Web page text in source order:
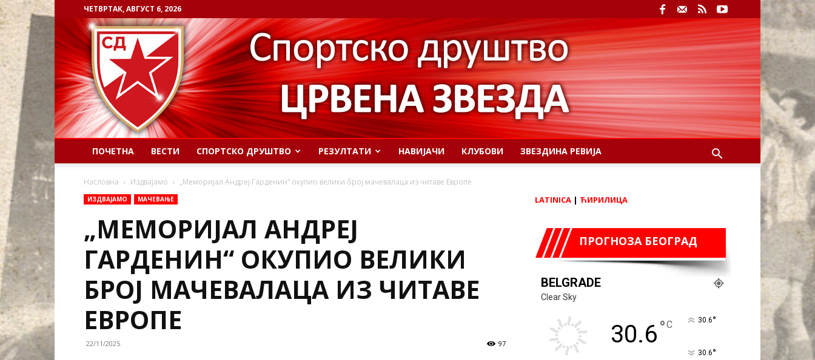
ЧЕТВРТАК, АВГУСТ 6, 2026
ПОЧЕТНА ВЕСТИ СПОРТСКО ДРУШТВО РЕЗУЛТАТИ НАВИЈАЧИ КЛУБОВИ ЗВЕЗДИНА РЕВИЈА
Насловна Издвајамо „Меморијал Андреј Гарденин“ окупио велики број мачевалаца из читаве Европе
ИЗДВАЈАМО МАЧЕВАЊЕ
„МЕМОРИЈАЛ АНДРЕЈ
ГАРДЕНИН“ ОКУПИО ВЕЛИКИ
БРОЈ МАЧЕВАЛАЦА ИЗ ЧИТАВЕ
ЕВРОПЕ
22/11/2025 97
LATINICA | ЋИРИЛИЦА
ПРОГНОЗА БЕОГРАД
BELGRADE
Clear Sky
30.6°C 30.6°
30.6°